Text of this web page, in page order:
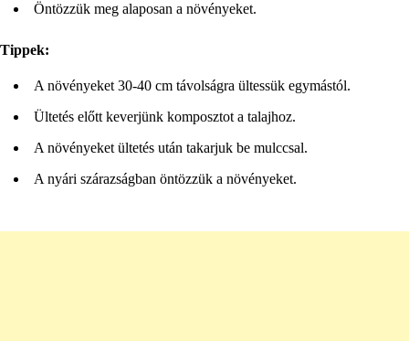
Öntözzük meg alaposan a növényeket.
Tippek:
A növényeket 30-40 cm távolságra ültessük egymástól.
Ültetés előtt keverjünk komposztot a talajhoz.
A növényeket ültetés után takarjuk be mulccsal.
A nyári szárazságban öntözzük a növényeket.